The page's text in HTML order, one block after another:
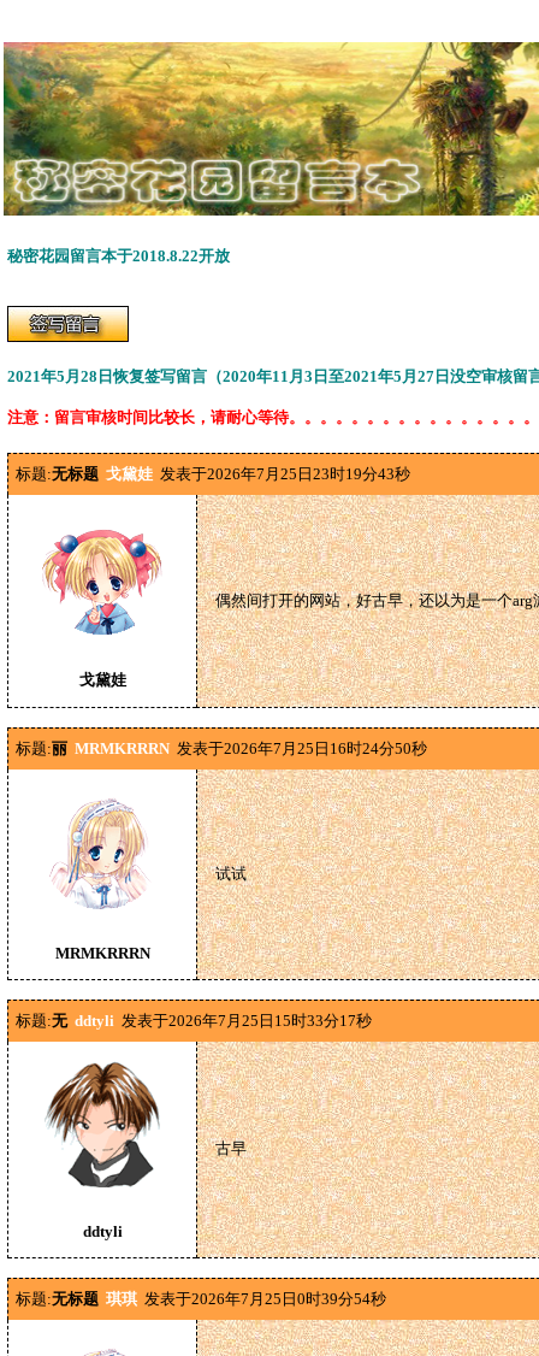
秘密花园留言本于2018.8.22开放
2021年5月28日恢复签写留言（2020年11月3日至2021年5月27日没空审核留
注意：留言审核时间比较长，请耐心等待。。。。。。。。。。。。。。。
标题:无标题 戈黛娃 发表于2026年7月25日23时19分43秒
戈黛娃
偶然间打开的网站，好古早，还以为是一个arg
标题:丽 MRMKRRRN 发表于2026年7月25日16时24分50秒
MRMKRRRN
试试
标题:无 ddtyli 发表于2026年7月25日15时33分17秒
ddtyli
古早
标题:无标题 琪琪 发表于2026年7月25日0时39分54秒